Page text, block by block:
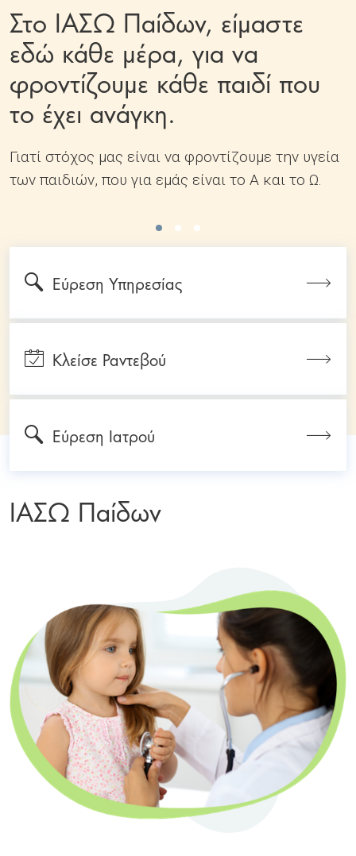
Στο ΙΑΣΩ Παίδων, είμαστε
εδώ κάθε μέρα, για να
φροντίζουμε κάθε παιδί που
το έχει ανάγκη.
Γιατί στόχος μας είναι να φροντίζουμε την υγεία
των παιδιών, που για εμάς είναι το Α και το Ω.
Εύρεση Υπηρεσίας
Κλείσε Ραντεβού
Εύρεση Ιατρού
ΙΑΣΩ Παίδων